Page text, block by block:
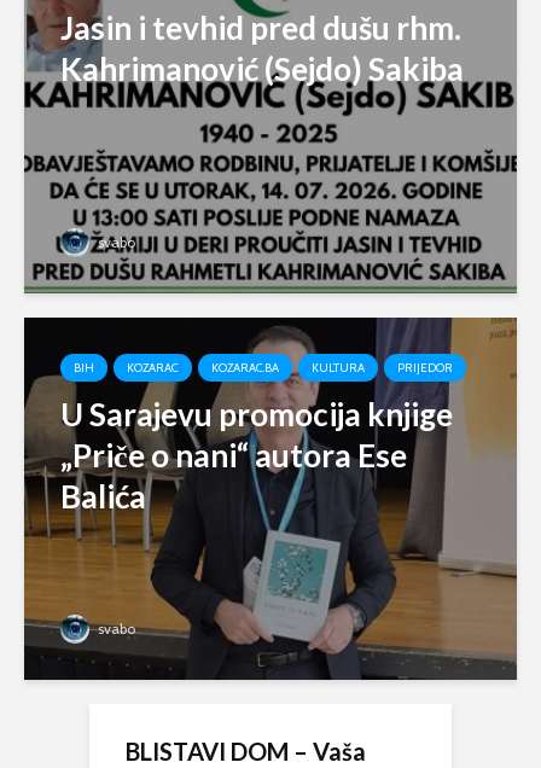
Jasin i tevhid pred dušu rhm.
Kahrimanović (Sejdo) Sakiba
svabo
BIH KOZARAC KOZARAC.BA KULTURA PRIJEDOR
U Sarajevu promocija knjige
„Priče o nani“ autora Ese
Balića
svabo
BLISTAVI DOM – Vaša